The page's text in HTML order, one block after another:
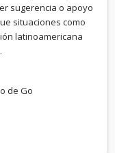
sugerencia o apoyo
situaciones como
latinoamericana
de Go